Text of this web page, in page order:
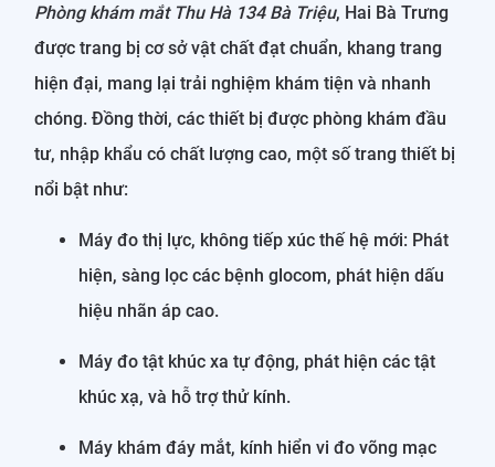
Phòng khám mắt Thu Hà 134 Bà Triệu, Hai Bà Trưng
được trang bị cơ sở vật chất đạt chuẩn, khang trang
hiện đại, mang lại trải nghiệm khám tiện và nhanh
chóng. Đồng thời, các thiết bị được phòng khám đầu
tư, nhập khẩu có chất lượng cao, một số trang thiết bị
nổi bật như:
Máy đo thị lực, không tiếp xúc thế hệ mới: Phát
hiện, sàng lọc các bệnh glocom, phát hiện dấu
hiệu nhãn áp cao.
Máy đo tật khúc xa tự động, phát hiện các tật
khúc xạ, và hỗ trợ thử kính.
Máy khám đáy mắt, kính hiển vi đo võng mạc